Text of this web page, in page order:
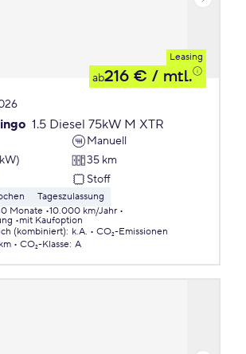
Leasing
ab216 € / mtl.
1.5 Diesel 75kW M XTR
Manuell
35 km
Stoff
Tageszulassung
Monate 10.000 km/Jahr
mit Kaufoption
(kombiniert): k.A.
CO₂-Emissionen
CO₂-Klasse: A